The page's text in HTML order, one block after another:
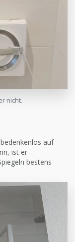
nicht.
auf
ist er
bestens